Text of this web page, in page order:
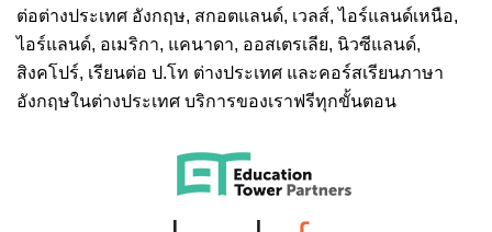
ต่อต่างประเทศ อังกฤษ, สกอตแลนด์, เวลส์, ไอร์แลนด์เหนือ,
ไอร์แลนด์, อเมริกา, แคนาดา, ออสเตรเลีย, นิวซีแลนด์,
สิงคโปร์, เรียนต่อ ป.โท ต่างประเทศ และคอร์สเรียนภาษา
อังกฤษในต่างประเทศ บริการของเราฟรีทุกขั้นตอน